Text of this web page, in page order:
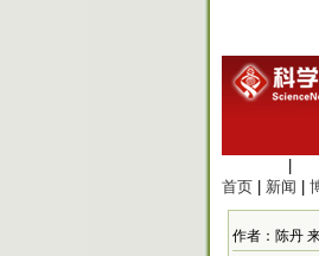
首页
新闻
作者：陈丹